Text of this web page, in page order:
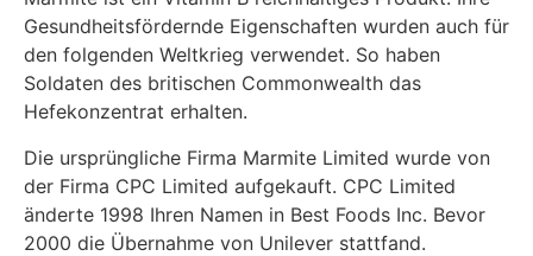
Gesundheitsfördernde Eigenschaften wurden auch für
den folgenden Weltkrieg verwendet. So haben
Soldaten des britischen Commonwealth das
Hefekonzentrat erhalten.
Die ursprüngliche Firma Marmite Limited wurde von
der Firma CPC Limited aufgekauft. CPC Limited
änderte 1998 Ihren Namen in Best Foods Inc. Bevor
2000 die Übernahme von Unilever stattfand.